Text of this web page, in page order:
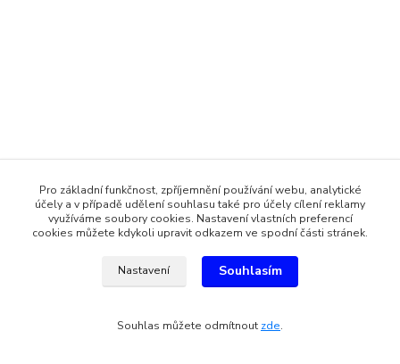
Pro základní funkčnost, zpříjemnění používání webu, analytické
účely a v případě udělení souhlasu také pro účely cílení reklamy
využíváme soubory cookies. Nastavení vlastních preferencí
cookies můžete kdykoli upravit odkazem ve spodní části stránek.
Nastavení Souhlasím
Souhlas můžete odmítnout zde.